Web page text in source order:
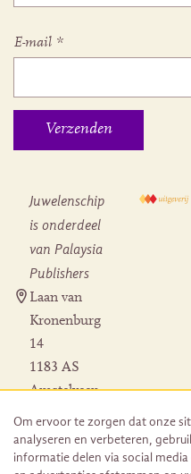
E-mail *
Juwelenschip
is onderdeel
van Palaysia
Publishers
Laan van
Kronenburg
14
1183 AS
Amstelveen
Herroeping
bestelling
Om ervoor te zorgen dat onze
analyseren en verbeteren,
informatie delen via social